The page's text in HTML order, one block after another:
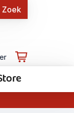
Zoek